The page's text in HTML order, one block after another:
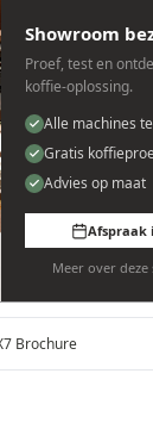
Showroom
Proef, test en
koffie-oplossing.
Alle machines
Gratis
Advies op maat
Afspraak
Meer over
Brochure